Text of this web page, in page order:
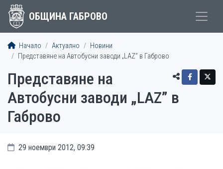
ОБЩИНА ГАБРОВО
Начало Актуално
Новини
Представяне на Автобусни заводи „LAZ” в Габрово
Представяне на
Автобусни заводи „LAZ” в
Габрово
29 ноември 2012, 09:39